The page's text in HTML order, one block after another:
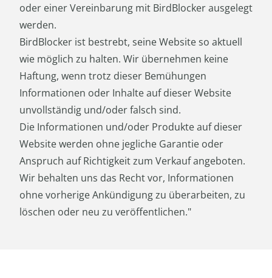
oder einer Vereinbarung mit BirdBlocker ausgelegt
werden.
BirdBlocker ist bestrebt, seine Website so aktuell
wie möglich zu halten. Wir übernehmen keine
Haftung, wenn trotz dieser Bemühungen
Informationen oder Inhalte auf dieser Website
unvollständig und/oder falsch sind.
Die Informationen und/oder Produkte auf dieser
Website werden ohne jegliche Garantie oder
Anspruch auf Richtigkeit zum Verkauf angeboten.
Wir behalten uns das Recht vor, Informationen
ohne vorherige Ankündigung zu überarbeiten, zu
löschen oder neu zu veröffentlichen."